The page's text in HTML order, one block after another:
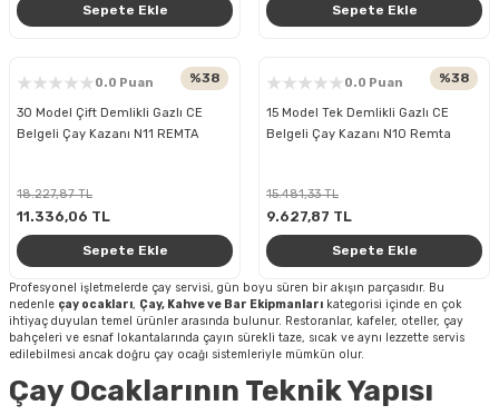
Sepete Ekle Sepete Ekle
%38
0.0 Puan
30 Model Çift Demlikli Gazlı CE
Belgeli Çay Kazanı N11 REMTA
11.336,06 TL
18.227,87 TL
Sepete Ekle
%38
0.0 Puan
15 Model Tek Demlikli Gazlı CE
Belgeli Çay Kazanı N10 Remta
9.627,87 TL
15.481,33 TL
Sepete Ekle
Profesyonel işletmelerde çay servisi, gün boyu süren bir akışın parçasıdır. Bu
nedenle çay ocakları, Çay, Kahve ve Bar Ekipmanları kategorisi içinde en çok
ihtiyaç duyulan temel ürünler arasında bulunur. Restoranlar, kafeler, oteller, çay
bahçeleri ve esnaf lokantalarında çayın sürekli taze, sıcak ve aynı lezzette servis
edilebilmesi ancak doğru çay ocağı sistemleriyle mümkün olur.
Çay Ocaklarının Teknik Yapısı